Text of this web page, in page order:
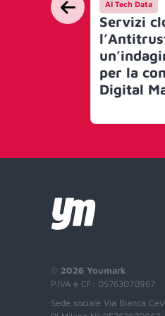
AI Tech Data
Servizi
per la
Digital
© 2026 Youmark
P.IVA e CF: 05763070967
Sede sociale Via Bianca